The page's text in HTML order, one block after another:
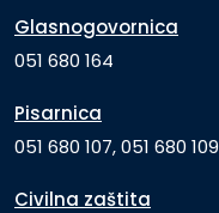
Glasnogovornica
051 680 164
Pisarnica
051 680 107, 051 680 109
Civilna zaštita